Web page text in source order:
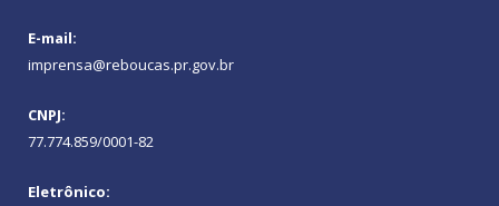
E-mail:
imprensa@reboucas.pr.gov.br
CNPJ:
77.774.859/0001-82
Eletrônico: